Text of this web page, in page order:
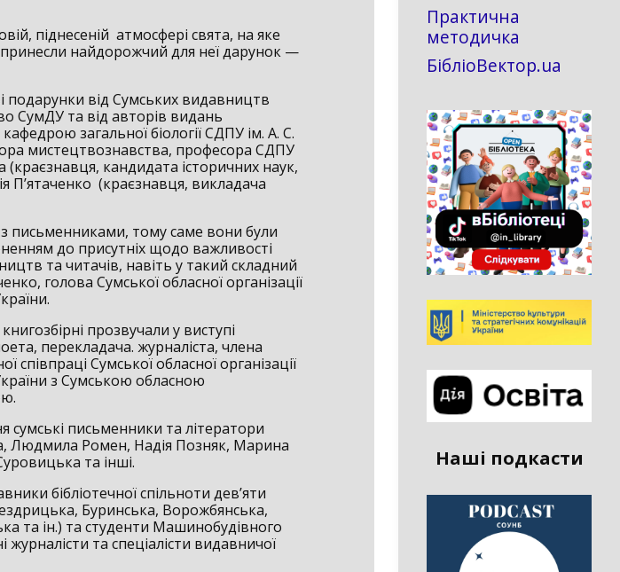
піднесеній атмосфері свята, на яке
принесли найдорожчий для неї дарунок —
подарунки від Сумських видавництв
СумДУ та від авторів видань
загальної біології СДПУ ім. А. С.
мистецтвознавства, професора СДПУ
(краєзнавця, кандидата історичних наук,
П’ятаченко (краєзнавця, викладача
з письменниками, тому саме вони були
до присутніх щодо важливості
та читачів, навіть у такий складний
голова Сумської обласної організації
прозвучали у виступі
перекладача. журналіста, члена
співпраці Сумської обласної організації
з Сумською обласною
сумські письменники та літератори
Людмила Ромен, Надія Позняк, Марина
та інші.
бібліотечної спільноти дев’яти
Буринська, Ворожбянська,
та ін.) та студенти Машинобудівного
та спеціалісти видавничої
Практична
методичка
БібліоВектор.ua
Наші подкасти